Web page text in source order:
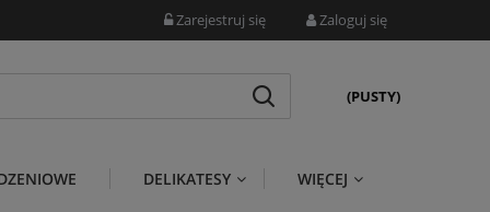
Zarejestruj się Zaloguj się
(PUSTY)
DELIKATESY WIĘCEJ